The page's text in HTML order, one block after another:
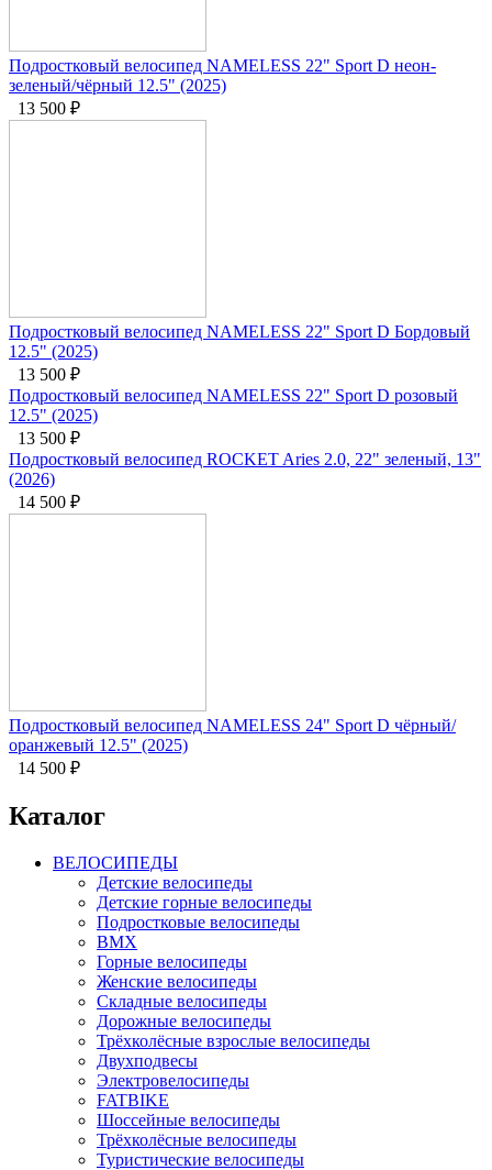
Подростковый велосипед NAMELESS 22" Sport D неон-
зеленый/чёрный 12.5" (2025)
13 500 ₽
Подростковый велосипед NAMELESS 22" Sport D Бордовый
12.5" (2025)
13 500 ₽
Подростковый велосипед NAMELESS 22" Sport D розовый
12.5" (2025)
13 500 ₽
Подростковый велосипед ROCKET Aries 2.0, 22" зеленый, 13"
(2026)
14 500 ₽
Подростковый велосипед NAMELESS 24" Sport D чёрный/
оранжевый 12.5" (2025)
14 500 ₽
Каталог
ВЕЛОСИПЕДЫ
Детские велосипеды
Детские горные велосипеды
Подростковые велосипеды
BMX
Горные велосипеды
Женские велосипеды
Складные велосипеды
Дорожные велосипеды
Трёхколёсные взрослые велосипеды
Двухподвесы
Электровелосипеды
FATBIKE
Шоссейные велосипеды
Трёхколёсные велосипеды
Туристические велосипеды